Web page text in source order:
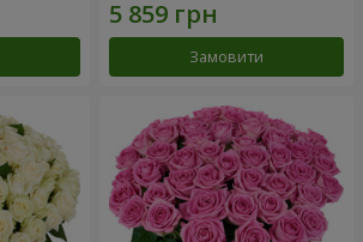
Замовити